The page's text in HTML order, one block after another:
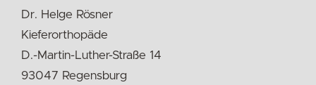
Dr. Helge Rösner
Kieferorthopäde
D.-Martin-Luther-Straße 14
93047 Regensburg